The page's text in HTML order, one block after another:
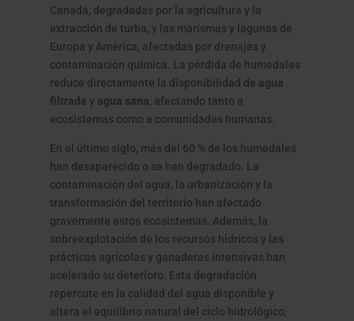
Canadá, degradadas por la agricultura y la
extracción de turba, y las marismas y lagunas de
Europa y América, afectadas por drenajes y
contaminación química. La pérdida de humedales
reduce directamente la disponibilidad de agua
filtrada y agua sana, afectando tanto a
ecosistemas como a comunidades humanas.
En el último siglo, más del 60 % de los humedales
han desaparecido o se han degradado. La
contaminación del agua, la urbanización y la
transformación del territorio han afectado
gravemente estos ecosistemas. Además, la
sobreexplotación de los recursos hídricos y las
prácticas agrícolas y ganaderas intensivas han
acelerado su deterioro. Esta degradación
repercute en la calidad del agua disponible y
altera el equilibrio natural del ciclo hidrológico,